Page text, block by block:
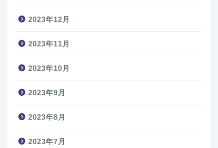
2023年12月
2023年11月
2023年10月
2023年9月
2023年8月
2023年7月